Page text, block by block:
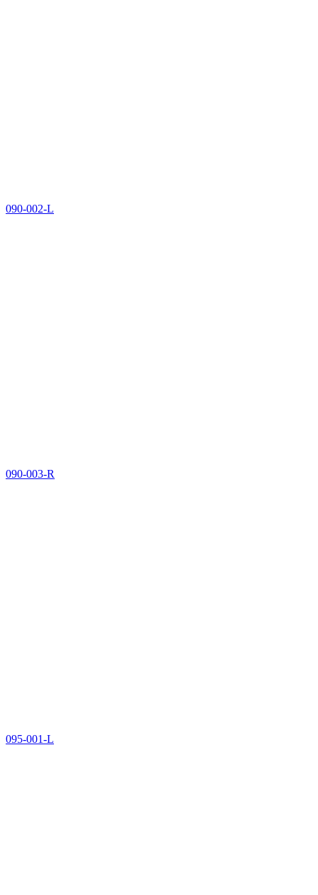
090-002-L
090-003-R
095-001-L